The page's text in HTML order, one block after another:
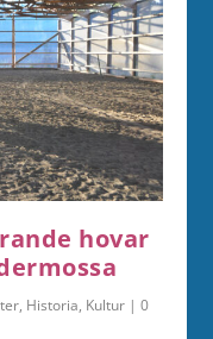
hovar
, Historia, Kultur |0